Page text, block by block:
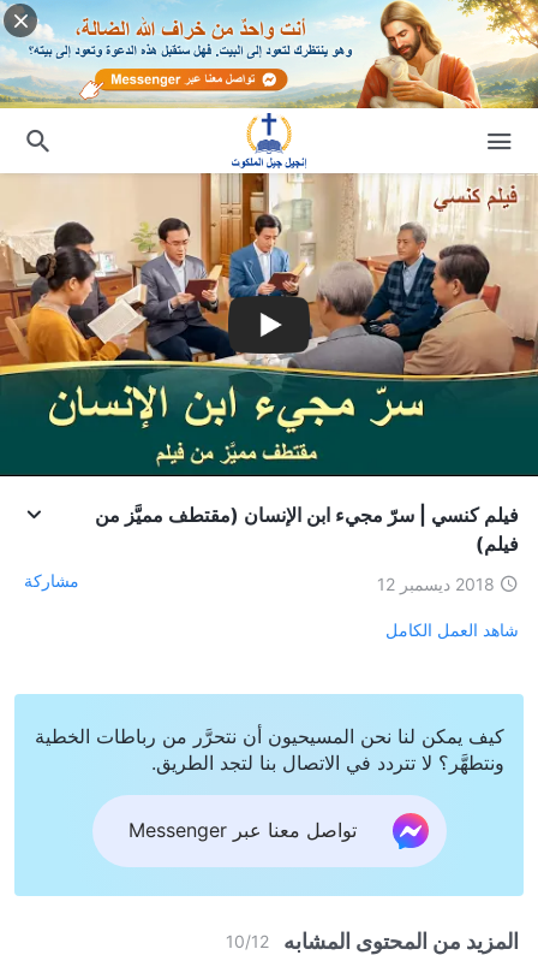
فيلم كنسي | سرّ مجيء ابن الإنسان (مقتطف مميَّز من
فيلم)
2018 ديسمبر 12 مشاركة
شاهد العمل الكامل
كيف يمكن لنا نحن المسيحيون أن نتحرَّر من رباطات الخطية
ونتطهَّر؟ لا تتردد في الاتصال بنا لتجد الطريق.
تواصل معنا عبر Messenger
المزيد من المحتوى المشابه 10/12